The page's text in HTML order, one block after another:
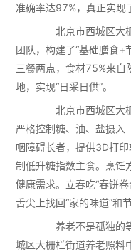
准确率达97%，真正实现
北京市西城区大栅
团队，构建了“基础膳食+
三餐两点，食材75%来
地，实现“日采日供”。
北京市西城区大栅
严格控制糖、油、盐摄入
咽障碍长者，提供3D打
制低升糖指数主食。烹饪
健康需求。立春吃“春饼
舌尖上找回“家的味道”和
养老不是孤独的等
城区大栅栏街道养老照料